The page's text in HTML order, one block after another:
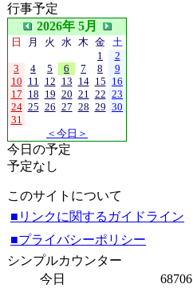
行事予定
2026年 5月
日 月 火 水 木 金 土
1
2
3
4 5 6 7 8
9
10 11 12 13 14 15 16
17 18 19 20 21 22 23
24 25 26 27 28 29 30
31
＜今日＞
今日の予定
予定なし
このサイトについて
■リンクに関するガイドライン
■プライバシーポリシー
シンプルカウンター
今日
68706